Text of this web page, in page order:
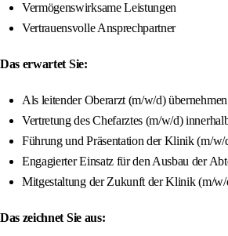
Vermögenswirksame Leistungen
Vertrauensvolle Ansprechpartner
Das erwartet Sie:
Als leitender Oberarzt (m/w/d)
Vertretung des Chefarztes (m/w/d)
Führung und Präsentation der Klinik (m/
Engagierter Einsatz für den Ausbau der
Mitgestaltung der Zukunft der Klinik (m/w/
Das zeichnet Sie aus: